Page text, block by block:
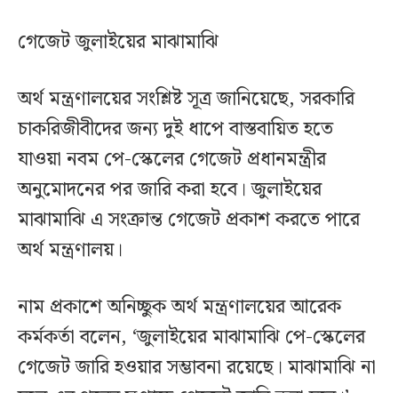
গেজেট জুলাইয়ের মাঝামাঝি
অর্থ মন্ত্রণালয়ের সংশ্লিষ্ট সূত্র জানিয়েছে, সরকারি
চাকরিজীবীদের জন্য দুই ধাপে বাস্তবায়িত হতে
যাওয়া নবম পে-স্কেলের গেজেট প্রধানমন্ত্রীর
অনুমোদনের পর জারি করা হবে। জুলাইয়ের
মাঝামাঝি এ সংক্রান্ত গেজেট প্রকাশ করতে পারে
অর্থ মন্ত্রণালয়।
নাম প্রকাশে অনিচ্ছুক অর্থ মন্ত্রণালয়ের আরেক
কর্মকর্তা বলেন, ‘জুলাইয়ের মাঝামাঝি পে-স্কেলের
গেজেট জারি হওয়ার সম্ভাবনা রয়েছে। মাঝামাঝি না